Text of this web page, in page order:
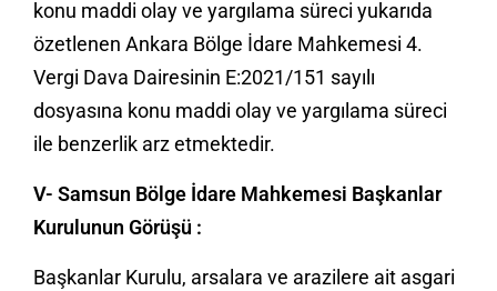
konu maddi olay ve yargılama süreci yukarıda
özetlenen Ankara Bölge İdare Mahkemesi 4.
Vergi Dava Dairesinin E:2021/151 sayılı
dosyasına konu maddi olay ve yargılama süreci
ile benzerlik arz etmektedir.
V- Samsun Bölge İdare Mahkemesi Başkanlar
Kurulunun Görüşü :
Başkanlar Kurulu, arsalara ve arazilere ait asgari